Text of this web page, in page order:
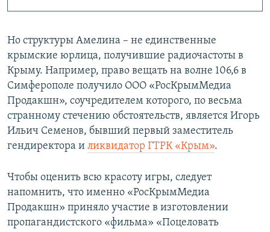
Но структуры Амелина – не единственные
крымские юрлица, получившие радиочастоты в
Крыму. Например, право вещать на волне 106,6 в
Симферополе получило ООО «РосКрымМедиа
Продакшн», соучредителем которого, по весьма
странному стечению обстоятельств, является Игорь
Ильич Семенов, бывший первый заместитель
гендиректора и ликвидатор ГТРК «Крым».
Чтобы оценить всю красоту игры, следует
напомнить, что именно «РосКрымМедиа
Продакшн» приняло участие в изготовлении
пропагандистского «фильма» «Поцеловать